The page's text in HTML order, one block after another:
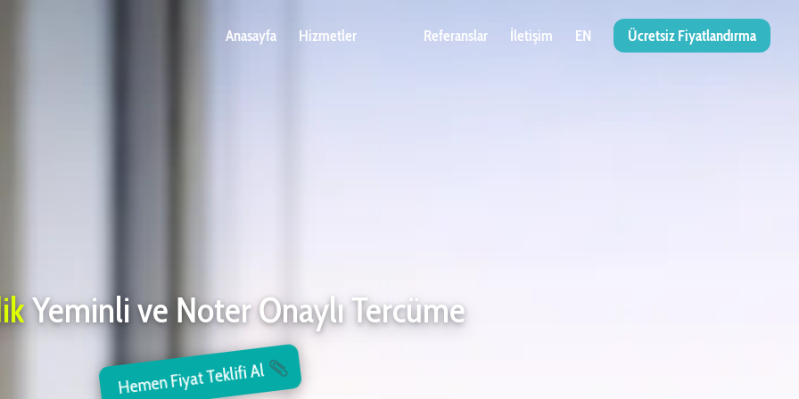
Anasayfa Hizmetler Referanslar İletişim EN Ücretsiz Fiyatlandırma
Yeminli ve Noter Onaylı Tercüme
Hemen Fiyat Teklifi Al